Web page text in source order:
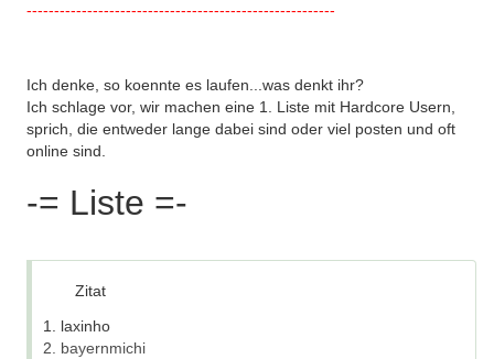
--------------------------------------------------------
Ich denke, so koennte es laufen...was denkt ihr?
Ich schlage vor, wir machen eine 1. Liste mit Hardcore Usern,
sprich, die entweder lange dabei sind oder viel posten und oft
online sind.
-= Liste =-
Zitat
1. laxinho
2. bayernmichi